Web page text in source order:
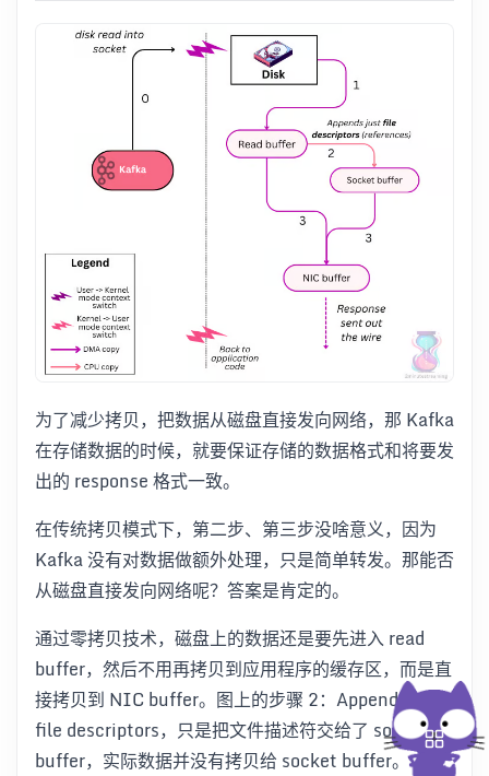
为了减少拷贝，把数据从磁盘直接发向网络，那 Kafka
在存储数据的时候，就要保证存储的数据格式和将要发
出的 response 格式一致。
在传统拷贝模式下，第二步、第三步没啥意义，因为
Kafka 没有对数据做额外处理，只是简单转发。那能否
从磁盘直接发向网络呢？答案是肯定的。
通过零拷贝技术，磁盘上的数据还是要先进入 read
buffer，然后不用再拷贝到应用程序的缓存区，而是直
接拷贝到 NIC buffer。图上的步骤 2：Appends just
file descriptors，只是把文件描述符交给了 socket
buffer，实际数据并没有拷贝给 socket buffer。